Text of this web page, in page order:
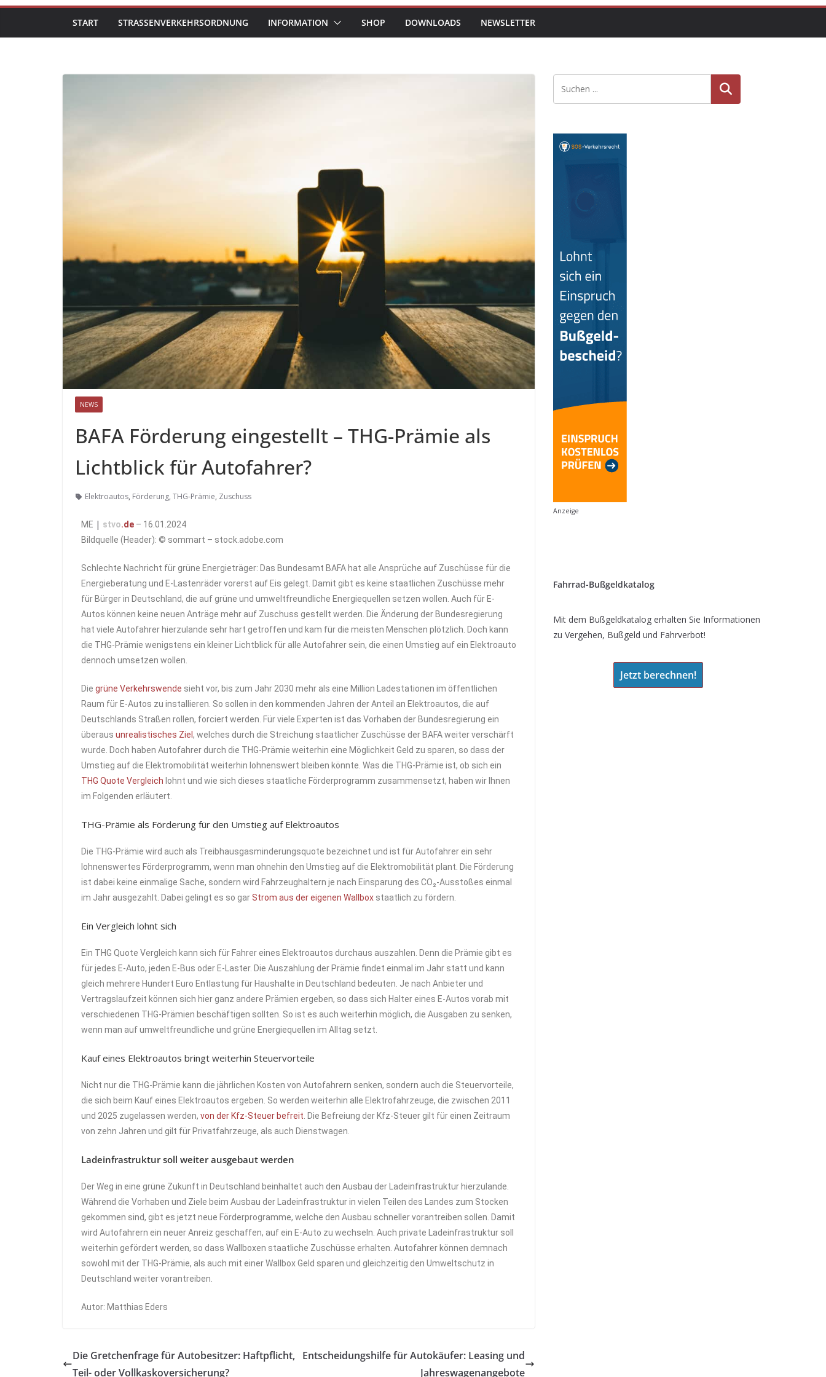
START STRASSENVERKEHRSORDNUNG INFORMATION SHOP DOWNLOADS NEWSLETTER
NEWS
BAFA Förderung eingestellt – THG-Prämie als
Lichtblick für Autofahrer?
Elektroautos, Förderung, THG-Prämie, Zuschuss
ME | stvo.de – 16.01.2024
Bildquelle (Header): © sommart – stock.adobe.com
Schlechte Nachricht für grüne Energieträger: Das Bundesamt BAFA hat alle Ansprüche auf Zuschüsse für die
Energieberatung und E-Lastenräder vorerst auf Eis gelegt. Damit gibt es keine staatlichen Zuschüsse mehr
für Bürger in Deutschland, die auf grüne und umweltfreundliche Energiequellen setzen wollen. Auch für E-
Autos können keine neuen Anträge mehr auf Zuschuss gestellt werden. Die Änderung der Bundesregierung
hat viele Autofahrer hierzulande sehr hart getroffen und kam für die meisten Menschen plötzlich. Doch kann
die THG-Prämie wenigstens ein kleiner Lichtblick für alle Autofahrer sein, die einen Umstieg auf ein Elektroauto
dennoch umsetzen wollen.
Die grüne Verkehrswende sieht vor, bis zum Jahr 2030 mehr als eine Million Ladestationen im öffentlichen
Raum für E-Autos zu installieren. So sollen in den kommenden Jahren der Anteil an Elektroautos, die auf
Deutschlands Straßen rollen, forciert werden. Für viele Experten ist das Vorhaben der Bundesregierung ein
überaus unrealistisches Ziel , welches durch die Streichung staatlicher Zuschüsse der BAFA weiter verschärft
wurde. Doch haben Autofahrer durch die THG-Prämie weiterhin eine Möglichkeit Geld zu sparen, so dass der
Umstieg auf die Elektromobilität weiterhin lohnenswert bleiben könnte. Was die THG-Prämie ist, ob sich ein
THG Quote Vergleich lohnt und wie sich dieses staatliche Förderprogramm zusammensetzt, haben wir Ihnen
im Folgenden erläutert.
THG-Prämie als Förderung für den Umstieg auf Elektroautos
Die THG-Prämie wird auch als Treibhausgasminderungsquote bezeichnet und ist für Autofahrer ein sehr
lohnenswertes Förderprogramm, wenn man ohnehin den Umstieg auf die Elektromobilität plant. Die Förderung
ist dabei keine einmalige Sache, sondern wird Fahrzeughaltern je nach Einsparung des CO₂-Ausstoßes einmal
im Jahr ausgezahlt. Dabei gelingt es so garStrom aus der eigenen Wallbox staatlich zu fördern.
Ein Vergleich lohnt sich
Ein THG Quote Vergleich kann sich für Fahrer eines Elektroautos durchaus auszahlen. Denn die Prämie gibt es
für jedes E-Auto, jeden E-Bus oder E-Laster. Die Auszahlung der Prämie findet einmal im Jahr statt und kann
gleich mehrere Hundert Euro Entlastung für Haushalte in Deutschland bedeuten. Je nach Anbieter und
Vertragslaufzeit können sich hier ganz andere Prämien ergeben, so dass sich Halter eines E-Autos vorab mit
verschiedenen THG-Prämien beschäftigen sollten. So ist es auch weiterhin möglich, die Ausgaben zu senken,
wenn man auf umweltfreundliche und grüne Energiequellen im Alltag setzt.
Kauf eines Elektroautos bringt weiterhin Steuervorteile
Nicht nur die THG-Prämie kann die jährlichen Kosten von Autofahrern senken, sondern auch die Steuervorteile,
die sich beim Kauf eines Elektroautos ergeben. So werden weiterhin alle Elektrofahrzeuge, die zwischen 2011
und 2025 zugelassen werden, von der Kfz-Steuer befreit. Die Befreiung der Kfz-Steuer gilt für einen Zeitraum
von zehn Jahren und gilt für Privatfahrzeuge, als auch Dienstwagen.
Ladeinfrastruktur soll weiter ausgebaut werden
Der Weg in eine grüne Zukunft in Deutschland beinhaltet auch den Ausbau der Ladeinfrastruktur hierzulande.
Während die Vorhaben und Ziele beim Ausbau der Ladeinfrastruktur in vielen Teilen des Landes zum Stocken
gekommen sind, gibt es jetzt neue Förderprogramme, welche den Ausbau schneller vorantreiben sollen. Damit
wird Autofahrern ein neuer Anreiz geschaffen, auf ein E-Auto zu wechseln. Auch private Ladeinfrastruktur soll
weiterhin gefördert werden, so dass Wallboxen staatliche Zuschüsse erhalten. Autofahrer können demnach
sowohl mit der THG-Prämie, als auch mit einer Wallbox Geld sparen und gleichzeitig den Umweltschutz in
Deutschland weiter vorantreiben.
Autor: Matthias Eders
Die Gretchenfrage für Autobesitzer: Haftpflicht,
Teil- oder Vollkaskoversicherung?
Entscheidungshilfe für Autokäufer: Leasing und
Jahreswagenangebote
Suche
Anzeige
Fahrrad-Bußgeldkatalog
Mit dem Bußgeldkatalog erhalten Sie Informationen
zu Vergehen, Bußgeld und Fahrverbot!
Jetzt berechnen!